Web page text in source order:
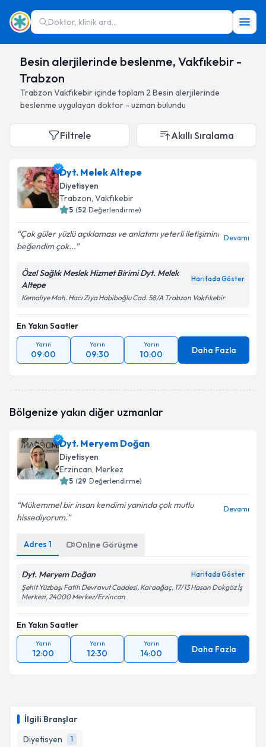
Doktor, klinik ara...
Besin alerjilerinde beslenme, Vakfıkebir -
Trabzon
Trabzon Vakfıkebiriçinde toplam 2 Besin alerjilerinde
beslenme uygulayan doktor - uzman bulundu
İlgili Branşlar
Diyetisyen
1
Filtrele Akıllı Sıralama
Dyt. Melek Altepe
Diyetisyen
Trabzon, Vakfıkebir
5 (52 Değerlendirme)
Çok güler yüzlü açıklaması ve anlatımı yeterli iletişimini
beğendim çok...
Devamı
Özel Sağlık Meslek Hizmet Birimi Dyt. Melek
Altepe
Haritada Göster
Kemaliye Mah. Hacı Ziya Habiboğlu Cad. 58/A Trabzon Vakfıkebir
En Yakın Saatler
Yarın
09:00
Yarın
09:30
Yarın
10:00 Daha Fazla
Bölgenize yakın diğer uzmanlar
Dyt. Meryem Doğan
Diyetisyen
Erzincan, Merkez
5 (29 Değerlendirme)
Mükemmel bir insan kendimi yaninda çok mutlu
hissediyorum.
Devamı
Adres 1 Online Görüşme
Dyt. Meryem Doğan Haritada Göster
Şehit Yüzbaşı Fatih Devravut Caddesi, Karaağaç, 17/13 Hasan Dokgöz İş
Merkezi, 24000 Merkez/Erzincan
En Yakın Saatler
Yarın
12:00
Yarın
12:30
Yarın
14:00 Daha Fazla